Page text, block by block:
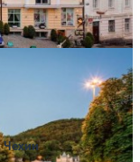
Чехии
даты